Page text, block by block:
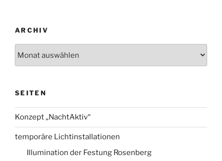
ARCHIV
SEITEN
Konzept „NachtAktiv“
temporäre Lichtinstallationen
Illumination der Festung Rosenberg